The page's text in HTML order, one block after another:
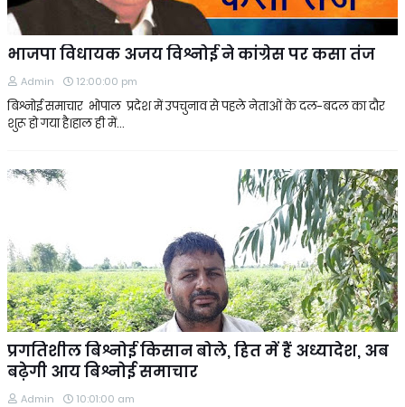
भाजपा विधायक अजय विश्नोई ने कांग्रेस पर कसा तंज
Admin 12:00:00 pm
बिश्नोई समाचार भोपाल प्रदेश में उपचुनाव से पहले नेताओं के दल-बदल का दौर
शुरू हो गया है।हाल ही में…
प्रगतिशील बिश्नोई किसान बोले, हित में हैं अध्यादेश, अब
बढ़ेगी आय बिश्नोई समाचार
Admin 10:01:00 am